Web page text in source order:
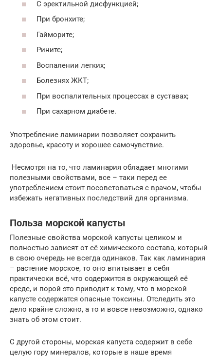
С эректильной дисфункцией;
При бронхите;
Гайморите;
Рините;
Воспалении легких;
Болезнях ЖКТ;
При воспалительных процессах в суставах;
При сахарном диабете.
Употребление ламинарии позволяет сохранить
здоровье, красоту и хорошее самочувствие.
Несмотря на то, что ламинария обладает многими
полезными свойствами, все – таки перед ее
употреблением стоит посоветоваться с врачом, чтобы
избежать негативных последствий для организма.
Польза морской капусты
Полезные свойства морской капусты целиком и
полностью зависят от её химического состава, который
в свою очередь не всегда одинаков. Так как ламинария
– растение морское, то оно впитывает в себя
практически всё, что содержится в окружающей её
среде, и порой это приводит к тому, что в морской
капусте содержатся опасные токсины. Отследить это
дело крайне сложно, а то и вовсе невозможно, однако
знать об этом стоит.
С другой стороны, морская капуста содержит в себе
целую гору минералов, которые в наше время